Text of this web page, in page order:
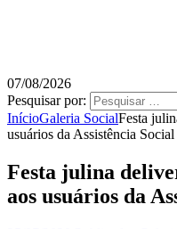
07/08/2026
Pesquisar por:
InícioGaleria SocialFesta
usuários da Assistência Social
Festa julina
aos usuários da